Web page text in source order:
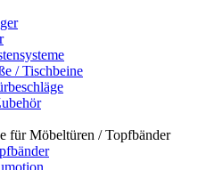
/ Tischbeine
für Möbeltüren / Topfbänder